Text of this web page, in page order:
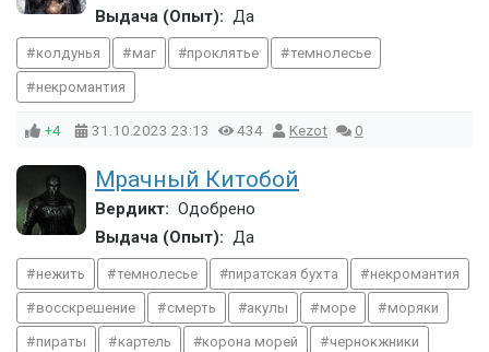
Выдача (Опыт): Да
колдунья маг проклятье темнолесье
некромантия
+4 31.10.2023 23:13 434 Kezot 0
Мрачный Китобой
Вердикт: Одобрено
Выдача (Опыт): Да
нежить темнолесье пиратская бухта некромантия
восскрешение смерть акулы море моряки
пираты картель корона морей чернокжники